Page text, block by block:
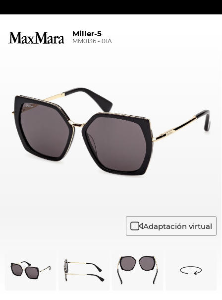
Miller-5
MM0136 - 01A
Adaptación virtual